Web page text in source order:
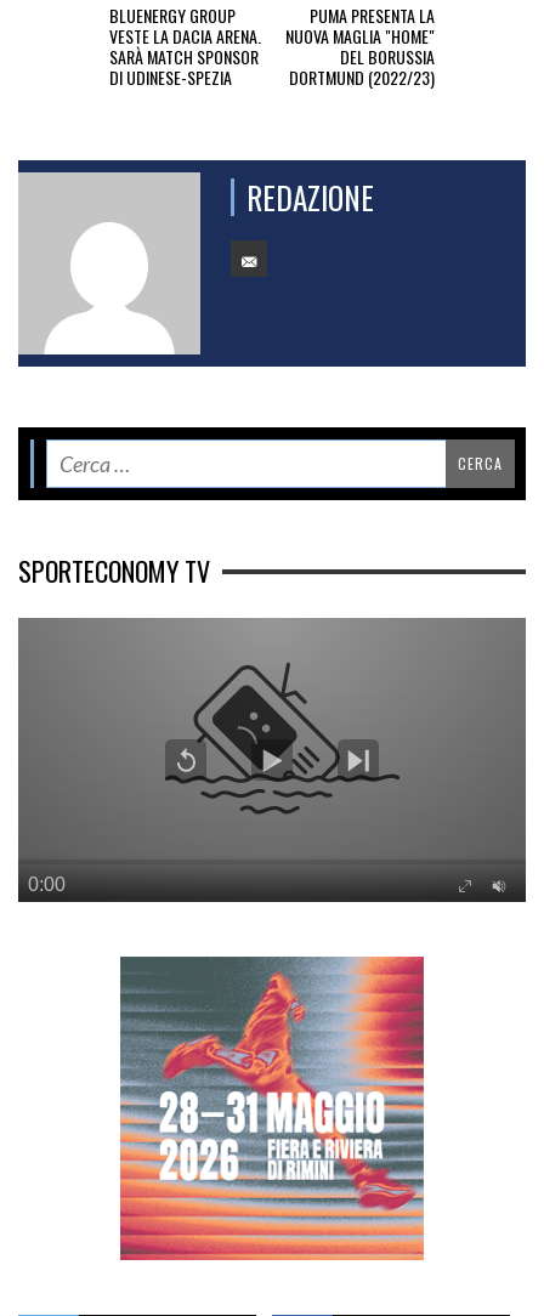
BLUENERGY GROUP
VESTE LA DACIA ARENA.
SARÀ MATCH SPONSOR
DI UDINESE-SPEZIA
PUMA PRESENTA LA
NUOVA MAGLIA "HOME"
DEL BORUSSIA
DORTMUND (2022/23)
REDAZIONE
SPORTECONOMY TV